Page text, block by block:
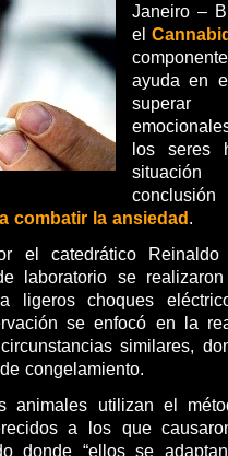
Janeiro –
el
ayuda en
superar
los seres
situación
combatir la ansiedad .
el catedrático Reinaldo
laboratorio se
ligeros choques
se enfocó en la
similares,
congelamiento.
animales utilizan el
a los que
donde “ellos se